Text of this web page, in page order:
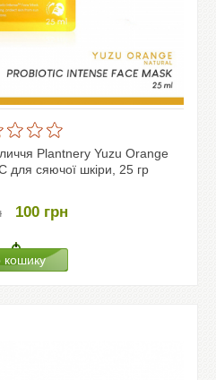
Plantnery Yuzu Orange
для сяючої шкіри, 25 гр
100 грн